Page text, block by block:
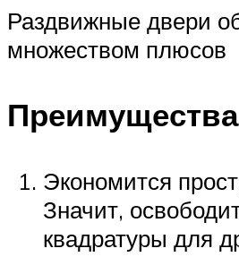
Раздвижные двери
множеством плюсов
Преимущества
Экономится
Значит,
квадратуры для